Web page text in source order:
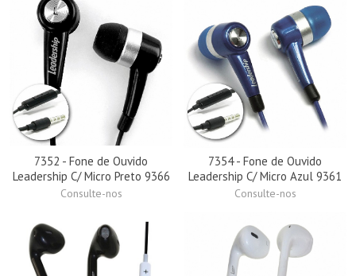
7352 - Fone de Ouvido
Leadership C/ Micro Preto 9366
Consulte-nos
7354 - Fone de Ouvido
Leadership C/ Micro Azul 9361
Consulte-nos